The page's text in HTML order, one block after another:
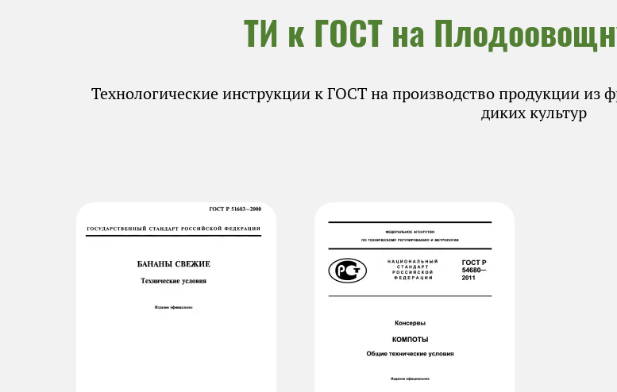
ТИ к ГОСТ на
Технологические инструкции к ГОСТ на производство продукции из
диких культур